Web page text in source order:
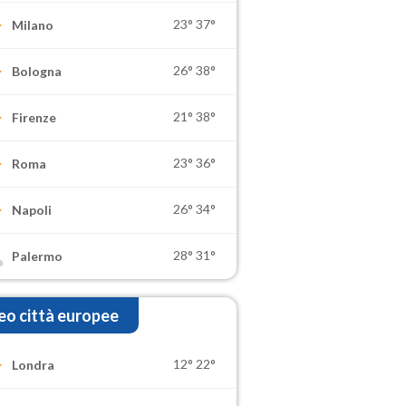
Milano 23° 37°
Bologna 26° 38°
Firenze 21° 38°
Roma 23° 36°
Napoli 26° 34°
Palermo 28° 31°
città europee
Londra 12° 22°